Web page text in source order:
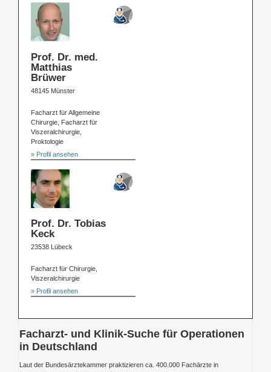
Prof. Dr. med.
Matthias
Brüwer
48145 Münster
Facharzt für Allgemeine
Chirurgie, Facharzt für
Viszeralchirurgie,
Proktologie
» Profil ansehen
Prof. Dr. Tobias
Keck
23538 Lübeck
Facharzt für Chirurgie,
Viszeralchirurgie
» Profil ansehen
Facharzt- und Klinik-Suche für Operationen
in Deutschland
Laut der Bundesärztekammer praktizieren ca. 400.000 Fachärzte in